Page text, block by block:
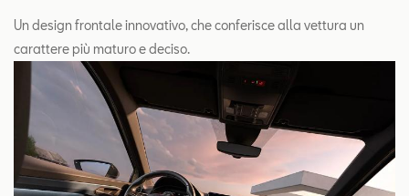
Un design frontale innovativo, che conferisce alla vettura un
carattere più maturo e deciso.